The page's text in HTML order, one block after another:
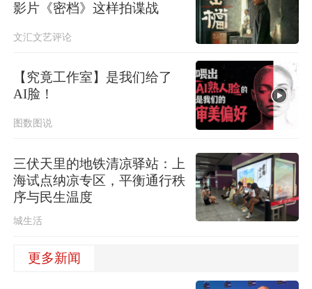
影片《密档》这样拍谍战
文汇文艺评论
【究竟工作室】是我们给了
AI脸！
图数图说
三伏天里的地铁清凉驿站：上
海试点纳凉专区，平衡通行秩
序与民生温度
城生活
更多新闻